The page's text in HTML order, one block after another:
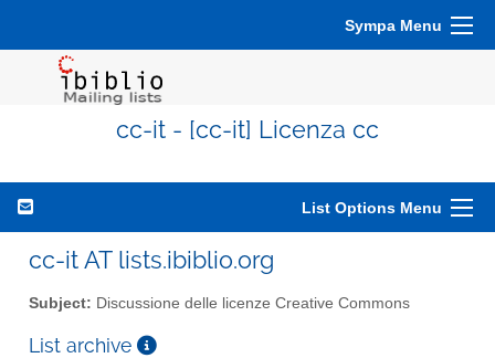
Sympa Menu
cc-it - [cc-it] Licenza cc
List Options Menu
cc-it AT lists.ibiblio.org
Subject: Discussione delle licenze Creative Commons
List archive